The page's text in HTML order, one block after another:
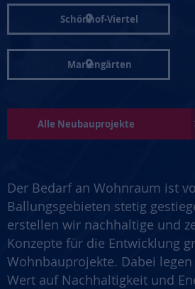
Schönhof-Viertel
Mariengärten
Alle Neubauprojekte
Der Bedarf an Wohnraum ist
Ballungsgebieten stetig
erstellen wir nachhaltige und
Konzepte für die Entwicklung
Wohnbauprojekte. Dabei
Wert auf Nachhaltigkeit und